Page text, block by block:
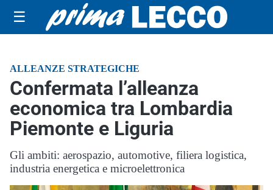
☰
ALLEANZE STRATEGICHE
Confermata l’alleanza
economica tra Lombardia
Piemonte e Liguria
Gli ambiti: aerospazio, automotive, filiera logistica,
industria energetica e microelettronica